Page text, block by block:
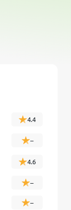
4.4
–
4.6
–
–